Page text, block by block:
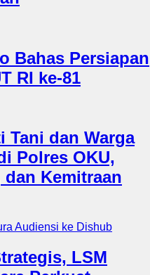
Bahas Persiapan
RI ke-81
Tani dan Warga
Polres OKU,
dan Kemitraan
LSM